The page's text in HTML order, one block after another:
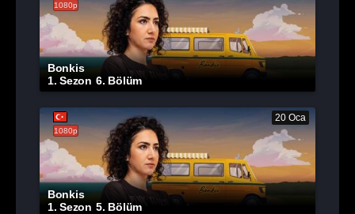
1080p
Bonkis
1. Sezon 6. Bölüm
1080p
20 Oca
Bonkis
1. Sezon 5. Bölüm